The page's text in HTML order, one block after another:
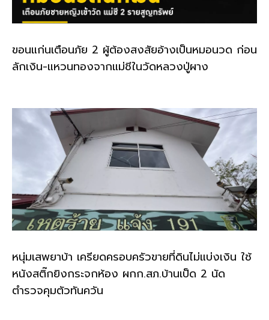
ขอนแก่นเตือนภัย 2 ผู้ต้องสงสัยอ้างเป็นหมอนวด ก่อน
ลักเงิน-แหวนทองจากแม่ชีในวัดหลวงปู่ผาง
หนุ่มเสพยาบ้า เครียดครอบครัวขายที่ดินไม่แบ่งเงิน ใช้
หนังสติ๊กยิงกระจกห้อง ผกก.สภ.บ้านเป็ด 2 นัด
ตำรวจคุมตัวทันควัน